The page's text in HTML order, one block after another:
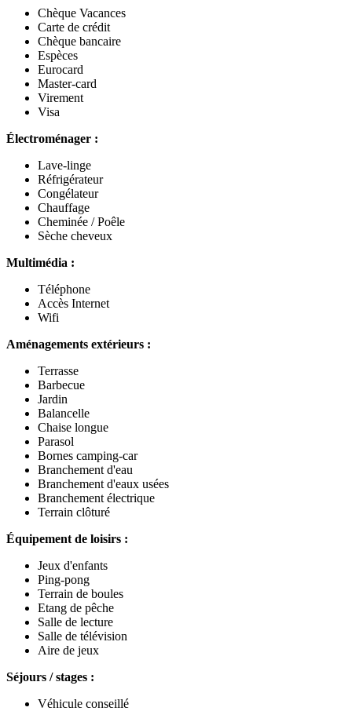
Chèque Vacances
Carte de crédit
Chèque bancaire
Espèces
Eurocard
Master-card
Virement
Visa
Électroménager :
Lave-linge
Réfrigérateur
Congélateur
Chauffage
Cheminée / Poêle
Sèche cheveux
Multimédia :
Téléphone
Accès Internet
Wifi
Aménagements extérieurs :
Terrasse
Barbecue
Jardin
Balancelle
Chaise longue
Parasol
Bornes camping-car
Branchement d'eau
Branchement d'eaux usées
Branchement électrique
Terrain clôturé
Équipement de loisirs :
Jeux d'enfants
Ping-pong
Terrain de boules
Etang de pêche
Salle de lecture
Salle de télévision
Aire de jeux
Séjours / stages :
Véhicule conseillé